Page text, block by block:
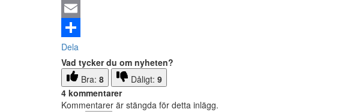
Email
Dela
Vad tycker du om nyheten?
Bra: 8 Dåligt: 9
4 kommentarer
Kommentarer är stängda för detta inlägg.